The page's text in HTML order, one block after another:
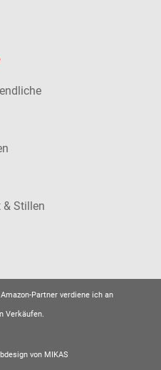
& Stillen
Partner verdiene ich an
Verkäufen.
von MIKAS